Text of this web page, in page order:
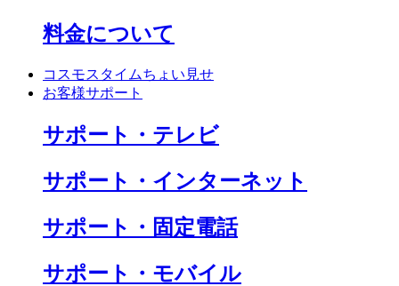
料金について
コスモスタイムちょい見せ
お客様サポート
サポート・テレビ
サポート・インターネット
サポート・固定電話
サポート・モバイル